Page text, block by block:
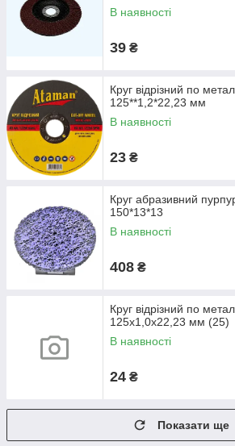
В наявності
39 ₴
Круг відрізний по
125**1,2*22,23 мм
В наявності
23 ₴
Круг абразивний
150*13*13
В наявності
408 ₴
Круг відрізний по
125х1,0х22,23 мм (25)
В наявності
24 ₴
Показати ще